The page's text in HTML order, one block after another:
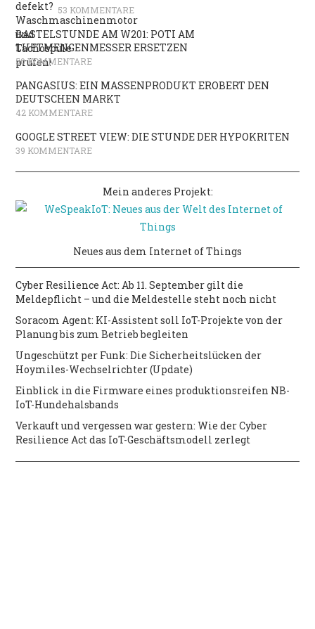
53 KOMMENTARE
BASTELSTUNDE AM W201: POTI AM
LUFTMENGENMESSER ERSETZEN
50 KOMMENTARE
PANGASIUS: EIN MASSENPRODUKT EROBERT DEN
DEUTSCHEN MARKT
42 KOMMENTARE
GOOGLE STREET VIEW: DIE STUNDE DER HYPOKRITEN
39 KOMMENTARE
Mein anderes Projekt:
Neues aus dem Internet of Things
Cyber Resilience Act: Ab 11. September gilt die
Meldepflicht – und die Meldestelle steht noch nicht
Soracom Agent: KI-Assistent soll IoT-Projekte von der
Planung bis zum Betrieb begleiten
Ungeschützt per Funk: Die Sicherheitslücken der
Hoymiles-Wechselrichter (Update)
Einblick in die Firmware eines produktionsreifen NB-
IoT-Hundehalsbands
Verkauft und vergessen war gestern: Wie der Cyber
Resilience Act das IoT-Geschäftsmodell zerlegt